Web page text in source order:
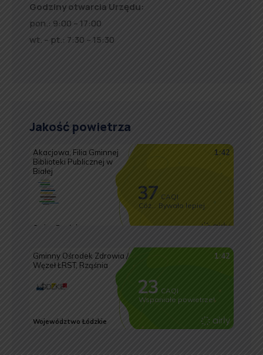
Godziny otwarcia Urzędu:
pon.: 9:00 – 17:00
wt. – pt.: 7:30 – 15:30
Jakość powietrza